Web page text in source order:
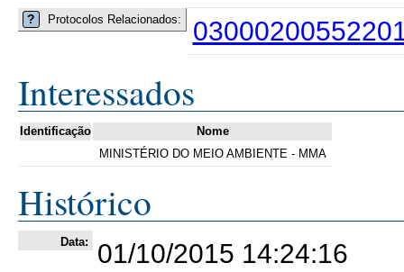
? Protocolos Relacionados:
Interessados
Identificação
Nome
MINISTÉRIO DO MEIO AMBIENTE - MMA
Histórico
Data: 01/10/2015 14:24:16